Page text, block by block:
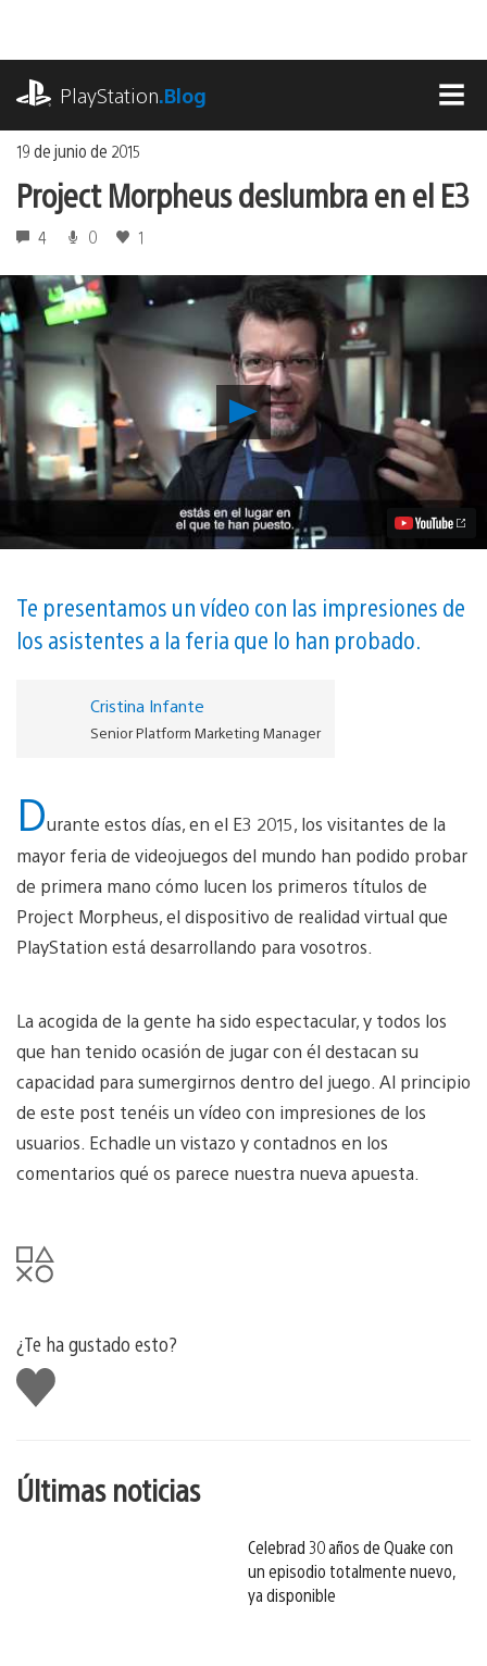
contenido
PlayStation.Blog
19 de junio de 2015
Project Morpheus deslumbra en el E3
4 0 1
Reproducir
Project
Morpheus
deslumbra
en
el
E3
vídeo
Te presentamos un vídeo con las impresiones de
los asistentes a la feria que lo han probado.
Cristina Infante
Senior Platform Marketing Manager
Durante estos días, en el E3 2015, los visitantes de la
mayor feria de videojuegos del mundo han podido probar
de primera mano cómo lucen los primeros títulos de
Project Morpheus, el dispositivo de realidad virtual que
PlayStation está desarrollando para vosotros.
La acogida de la gente ha sido espectacular, y todos los
que han tenido ocasión de jugar con él destacan su
capacidad para sumergirnos dentro del juego. Al principio
de este post tenéis un vídeo con impresiones de los
usuarios. Echadle un vistazo y contadnos en los
comentarios qué os parece nuestra nueva apuesta.
¿Te ha gustado esto?
Me
gusta
Últimas noticias
Celebrad 30 años de Quake con
un episodio totalmente nuevo,
ya disponible